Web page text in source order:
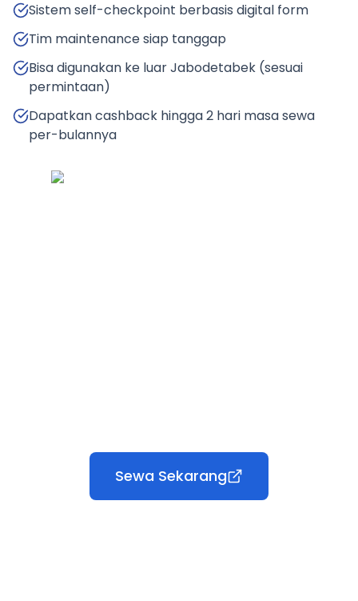
Sistem self-checkpoint berbasis digital form
Tim maintenance siap tanggap
Bisa digunakan ke luar Jabodetabek (sesuai
permintaan)
Dapatkan cashback hingga 2 hari masa sewa
per-bulannya
Sewa Sekarang